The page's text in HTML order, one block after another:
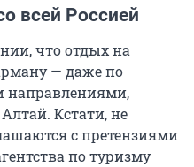
всей Россией
что отдых на
— даже по
направлениями,
Кстати, не
с претензиями
по туризму